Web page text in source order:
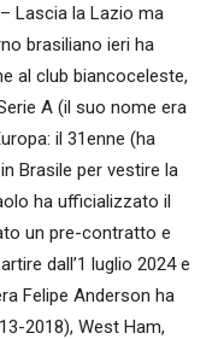
– Lascia la Lazio ma
brasiliano ieri ha
al club biancoceleste,
A (il suo nome era
il 31enne (ha
Brasile per vestire la
ha ufficializzato il
un pre-contratto e
dall’1 luglio 2024 e
Felipe Anderson ha
2018), West Ham,